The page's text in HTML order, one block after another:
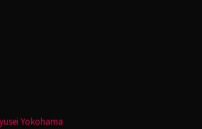
Yokohama